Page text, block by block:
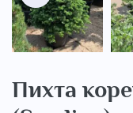
Пихта